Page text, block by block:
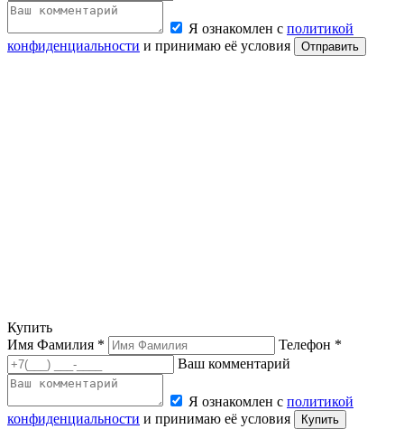
Я ознакомлен с политикой
конфиденциальности и принимаю её условия Отправить
Купить
Имя Фамилия *
Телефон *
Ваш комментарий
Я ознакомлен с политикой
конфиденциальности и принимаю её условия Купить